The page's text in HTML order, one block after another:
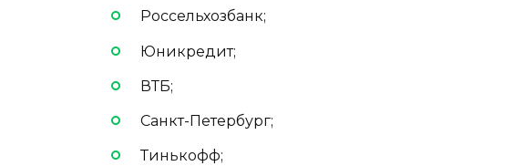
Россельхозбанк;
Юникредит;
ВТБ;
Санкт-Петербург;
Тинькофф;